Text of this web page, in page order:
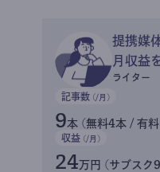
提携媒
月収益
ライター
記事数 (/月)
9本 (無料4本 / 有
収益 (/月)
24万円 (サブスク